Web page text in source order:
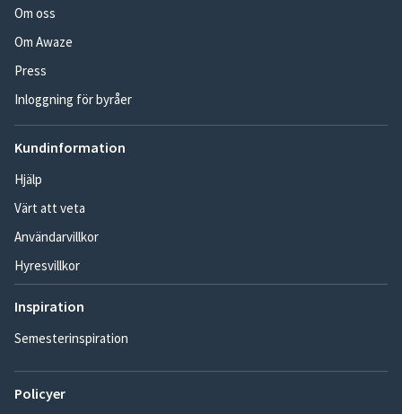
Om oss
Om Awaze
Press
Inloggning för byråer
Kundinformation
Hjälp
Värt att veta
Användarvillkor
Hyresvillkor
Inspiration
Semesterinspiration
Policyer